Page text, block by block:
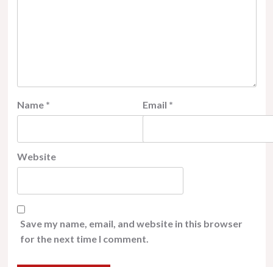
Name * Email *
Website
Save my name, email, and website in this browser
for the next time I comment.